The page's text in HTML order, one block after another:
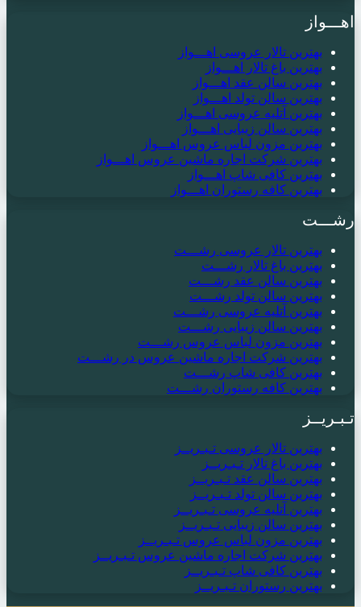
اهـــواز
بهترین تالار عروسی اهـــواز
بهترین باغ تالار اهـــواز
بهترین سالن عقد اهـــواز
بهترین سالن تولد اهـــواز
بهترین آتلیه عروسی اهـــواز
بهترین سالن زیبایی اهـــواز
بهترین مزون لباس عروس اهـــواز
بهترین شرکت اجاره ماشین عروس اهـــواز
بهترین کافی شاپ اهـــواز
بهترین کافه رستوران اهـــواز
رشـــت
بهترین تالار عروسی رشـــت
بهترین باغ تالار رشـــت
بهترین سالن عقد رشـــت
بهترین سالن تولد رشـــت
بهترین آتلیه عروسی رشـــت
بهترین سالن زیبایی رشـــت
بهترین مزون لباس عروس رشـــت
بهترین شرکت اجاره ماشین عروس در رشـــت
بهترین کافی شاپ رشـــت
بهترین کافه رستوران رشـــت
تـبـریــز
بهترین تالار عروسی تـبـریــز
بهترین باغ تالار تـبـریــز
بهترین سالن عقد تـبـریــز
بهترین سالن تولد تـبـریــز
بهترین آتلیه عروسی تـبـریــز
بهترین سالن زیبایی تـبـریــز
بهترین مزون لباس عروس تـبـریــز
بهترین شرکت اجاره ماشین عروس تـبـریــز
بهترین کافی شاپ تـبـریــز
بهترین رستوران تـبـریــز